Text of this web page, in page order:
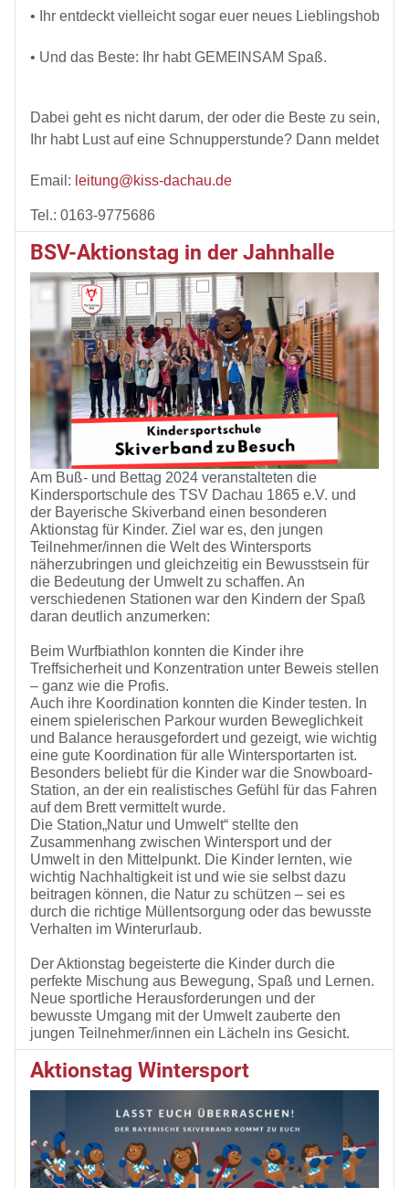
• Ihr entdeckt vielleicht sogar euer neues Lieblingshobby!
• Und das Beste: Ihr habt GEMEINSAM Spaß.
Dabei geht es nicht darum, der oder die Beste zu sein,
Ihr habt Lust auf eine Schnupperstunde? Dann meldet
Email: leitung@kiss-dachau.de
Tel.: 0163-9775686
BSV-Aktionstag in der Jahnhalle
Am Buß- und Bettag 2024 veranstalteten die
Kindersportschule des TSV Dachau 1865 e.V. und
der Bayerische Skiverband einen besonderen
Aktionstag für Kinder. Ziel war es, den jungen
Teilnehmer/innen die Welt des Wintersports
näherzubringen und gleichzeitig ein Bewusstsein für
die Bedeutung der Umwelt zu schaffen. An
verschiedenen Stationen war den Kindern der Spaß
daran deutlich anzumerken:
Beim Wurfbiathlon konnten die Kinder ihre
Treffsicherheit und Konzentration unter Beweis stellen
– ganz wie die Profis.
Auch ihre Koordination konnten die Kinder testen. In
einem spielerischen Parkour wurden Beweglichkeit
und Balance herausgefordert und gezeigt, wie wichtig
eine gute Koordination für alle Wintersportarten ist.
Besonders beliebt für die Kinder war die Snowboard-
Station, an der ein realistisches Gefühl für das Fahren
auf dem Brett vermittelt wurde.
Die Station„Natur und Umwelt“ stellte den
Zusammenhang zwischen Wintersport und der
Umwelt in den Mittelpunkt. Die Kinder lernten, wie
wichtig Nachhaltigkeit ist und wie sie selbst dazu
beitragen können, die Natur zu schützen – sei es
durch die richtige Mü llentsorgung oder das bewusste
Verhalten im Winterurlaub.
Der Aktionstag begeisterte die Kinder durch die
perfekte Mischung aus Bewegung, Spaß und Lernen.
Neue sportliche Herausforderungen und der
bewusste Umgang mit der Umwelt zauberte den
jungen Teilnehmer/innen ein Lächeln ins Gesicht.
Aktionstag Wintersport